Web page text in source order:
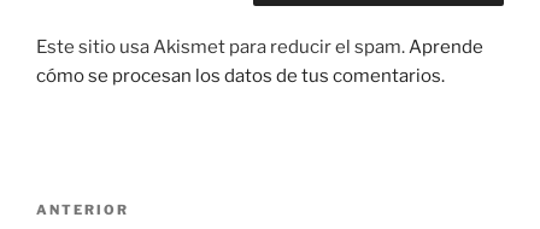
Este sitio usa Akismet para reducir el spam.Aprende
cómo se procesan los datos de tus comentarios.
Navegación
Entrada
ANTERIOR